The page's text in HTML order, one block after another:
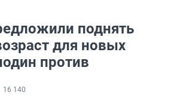
поднять
для новых
против
16 140